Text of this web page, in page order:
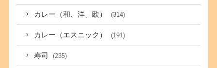
カレー（和、洋、欧） (314)
カレー（エスニック） (191)
寿司 (235)